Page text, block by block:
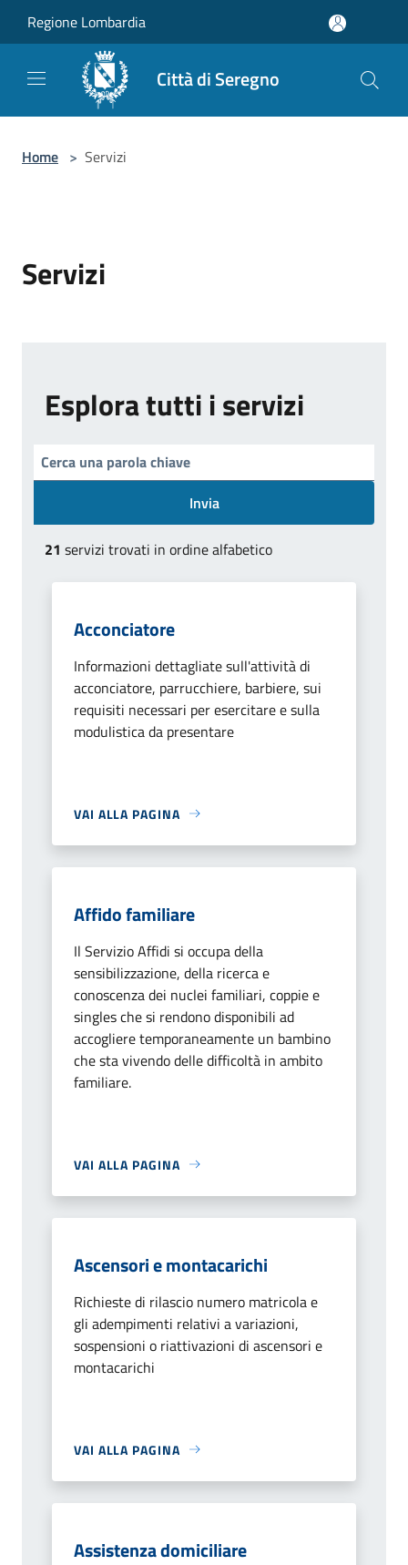
Regione Lombardia
Città di Seregno
Home > Servizi
Servizi
Esplora tutti i servizi
Invia
21 servizi trovati in ordine alfabetico
Acconciatore
Informazioni dettagliate sull'attività di
acconciatore, parrucchiere, barbiere, sui
requisiti necessari per esercitare e sulla
modulistica da presentare
VAI ALLA PAGINA
Affido familiare
Il Servizio Affidi si occupa della
sensibilizzazione, della ricerca e
conoscenza dei nuclei familiari, coppie e
singles che si rendono disponibili ad
accogliere temporaneamente un bambino
che sta vivendo delle difficoltà in ambito
familiare.
VAI ALLA PAGINA
Ascensori e montacarichi
Richieste di rilascio numero matricola e
gli adempimenti relativi a variazioni,
sospensioni o riattivazioni di ascensori e
montacarichi
VAI ALLA PAGINA
Assistenza domiciliare